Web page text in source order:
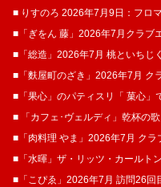
■ りすのろ 2026年7月9日：フロ
■「ぎをん 藤」2026年7月クラブ
■「総造」2026年7月 桃といちじく
■「麩屋町のざき」2026年7月 ク
■「果心」のパティスリ「 菓​心」
■ 「カフェ･ヴェルディ」乾杯の
■「肉料理 やま」2026年7月 クラ
■「水暉」ザ・リッツ・カールト
■「こぴゑ」2026年7月 訪問26回